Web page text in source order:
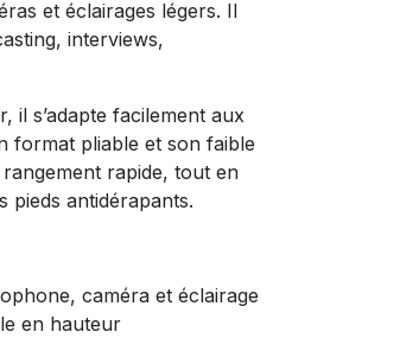
et éclairages légers. Il
interviews,
il s’adapte facilement aux
format pliable et son faible
rapide, tout en
pieds antidérapants.
caméra et éclairage
en hauteur